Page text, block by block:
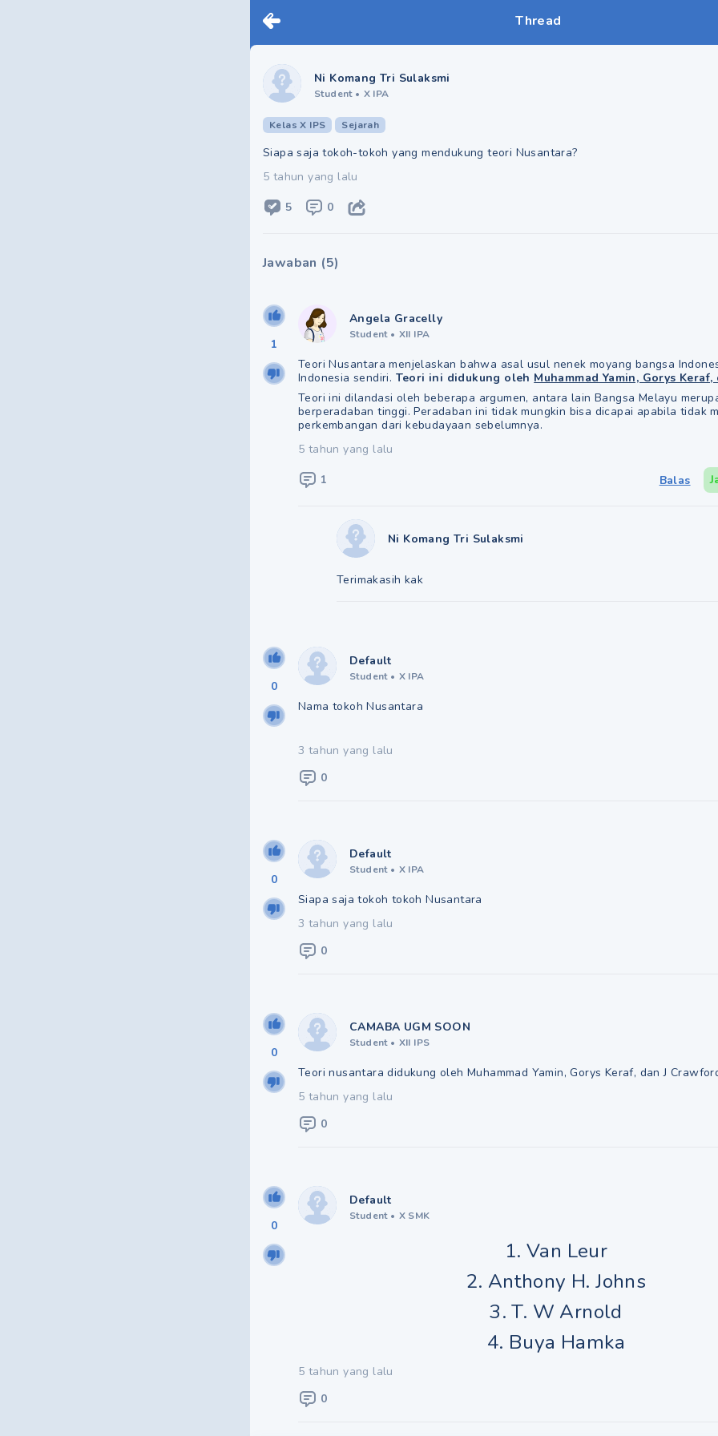
Thread
Ni Komang Tri Sulaksmi
Student • X IPA
Kelas X IPS Sejarah
Siapa saja tokoh-tokoh yang mendukung teori Nusantara?
5 tahun yang lalu
5
0
Jawaban (5)
1
Angela Gracelly
Student • XII IPA
Teori Nusantara menjelaskan bahwa asal usul nenek moyang bangsa
Indonesia sendiri. Teori ini didukung oleh Muhammad Yamin, Gorys
Teori ini dilandasi oleh beberapa argumen, antara lain Bangsa Melayu
berperadaban tinggi. Peradaban ini tidak mungkin bisa dicapai apabila tidak
perkembangan dari kebudayaan sebelumnya.
5 tahun yang lalu
1
Balas
Ni Komang Tri Sulaksmi
Terimakasih kak
0
Default
Student • X IPA
Nama tokoh Nusantara
3 tahun yang lalu
0
0
Default
Student • X IPA
Siapa saja tokoh tokoh Nusantara
3 tahun yang lalu
0
0
CAMABA UGM SOON
Student • XII IPS
Teori nusantara didukung oleh Muhammad Yamin, Gorys Keraf, dan J
5 tahun yang lalu
0
0
Default
Student • X SMK
1. Van Leur
2. Anthony H. Johns
3. T. W Arnold
4. Buya Hamka
5 tahun yang lalu
0